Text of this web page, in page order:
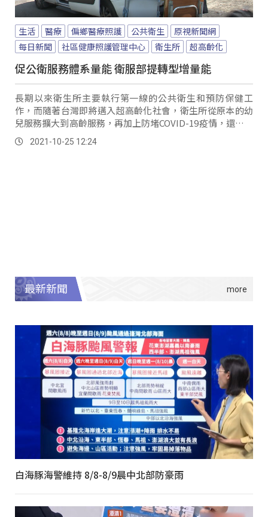
生活 醫療 偏鄉醫療照護 公共衛生
原視新聞網
每日新聞
社區健康照護管理中心 衛生所 超高齡化
促公衛服務體系量能 衛服部提轉型增量能
長期以來衛生所主要執行第一線的公共衛生和預防保健工
作，而隨著台灣即將邁入超高齡化社會，衛生所從原本的幼
兒服務擴大到高齡服務，再加上防堵COVID-19疫情，還要負
責社區疫調、篩檢和施打疫苗等作業，基層...。
2021-10-25 12:24
最新新聞
白海豚海警維持 8/8-8/9晨中北部防豪雨